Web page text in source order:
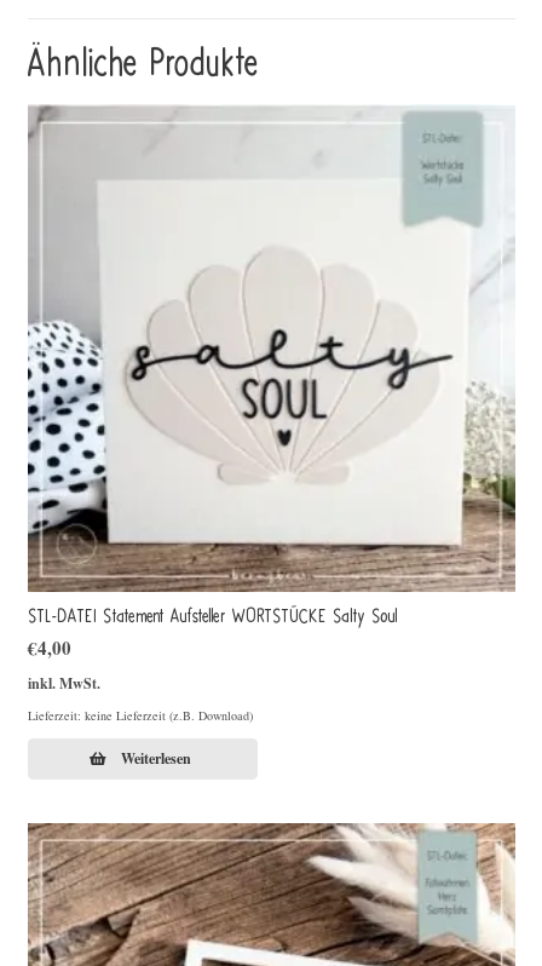
Ähnliche Produkte
STL-DATEI Statement Aufsteller WORTSTÜCKE Salty Soul
€4,00
inkl. MwSt.
Lieferzeit: keine Lieferzeit (z.B. Download)
Weiterlesen